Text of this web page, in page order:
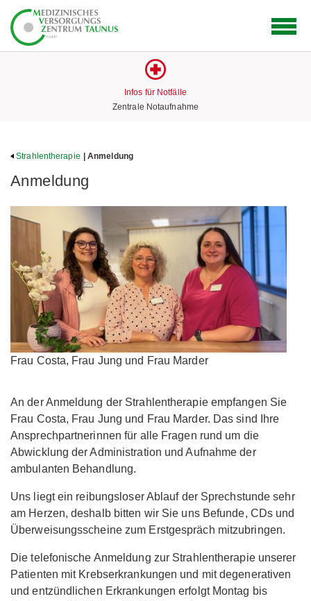
Logo
des
Medizinischen
Infos für Notfälle
Zentrale Notaufnahme
Strahlentherapie | Anmeldung
Anmeldung
Frau Costa, Frau Jung und Frau Marder
An der Anmeldung der Strahlentherapie empfangen Sie
Frau Costa, Frau Jung und Frau Marder. Das sind Ihre
Ansprechpartnerinnen für alle Fragen rund um die
Abwicklung der Administration und Aufnahme der
ambulanten Behandlung.
Uns liegt ein reibungsloser Ablauf der Sprechstunde sehr
am Herzen, deshalb bitten wir Sie uns Befunde, CDs und
Überweisungsscheine zum Erstgespräch mitzubringen.
Die telefonische Anmeldung zur Strahlentherapie unserer
Patienten mit Krebserkrankungen und mit degenerativen
und entzündlichen Erkrankungen erfolgt Montag bis